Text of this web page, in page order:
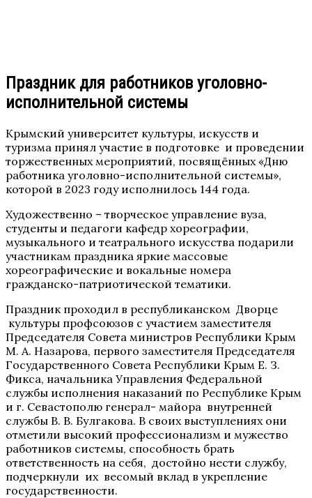
Праздник для работников уголовно-
исполнительной системы
Крымский университет культуры, искусств и
туризма принял участие в подготовке и проведении
торжественных мероприятий, посвящённых «Дню
работника уголовно-исполнительной системы»,
которой в 2023 году исполнилось 144 года.
Художественно – творческое управление вуза,
студенты и педагоги кафедр хореографии,
музыкального и театрального искусства подарили
участникам праздника яркие массовые
хореографические и вокальные номера
гражданско-патриотической тематики.
Праздник проходил в республиканском Дворце
культуры профсоюзов с участием заместителя
Председателя Совета министров Республики Крым
М. А. Назарова, первого заместителя Председателя
Государственного Совета Республики Крым Е. З.
Фикса, начальника Управления Федеральной
службы исполнения наказаний по Республике Крым
и г. Севастополю генерал- майора внутренней
службы В. В. Булгакова. В своих выступлениях они
отметили высокий профессионализм и мужество
работников системы, способность брать
ответственность на себя, достойно нести службу,
подчеркнули их весомый вклад в укрепление
государственности.